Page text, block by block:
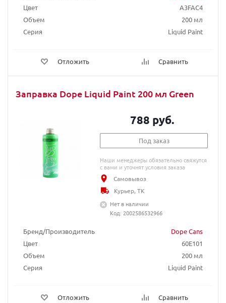
Цвет
A3FAC4
Объем
200 мл
Серия
Liquid Paint
Отложить Сравнить
Заправка Dope Liquid Paint 200 мл Green
Бренд/Производитель
Dope Cans
Цвет
60E101
Объем
200 мл
Серия
Liquid Paint
Отложить Сравнить
788 руб.
Под заказ
Наши менеджеры обязательно свяжутся
с вами и уточнят условия заказа
Самовывоз
Курьер, ТК
Нет в наличии
Код: 2002586532966